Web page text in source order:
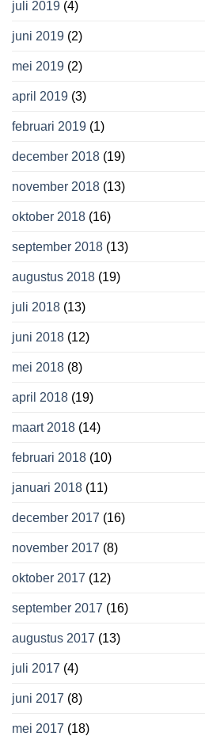
juli 2019 (4)
juni 2019 (2)
mei 2019 (2)
april 2019 (3)
februari 2019 (1)
december 2018 (19)
november 2018 (13)
oktober 2018 (16)
september 2018 (13)
augustus 2018 (19)
juli 2018 (13)
juni 2018 (12)
mei 2018 (8)
april 2018 (19)
maart 2018 (14)
februari 2018 (10)
januari 2018 (11)
december 2017 (16)
november 2017 (8)
oktober 2017 (12)
september 2017 (16)
augustus 2017 (13)
juli 2017 (4)
juni 2017 (8)
mei 2017 (18)